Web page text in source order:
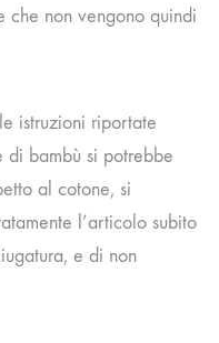
che non vengono quindi
istruzioni riportate
di bambù si potrebbe
al cotone, si
l’articolo subito
e di non